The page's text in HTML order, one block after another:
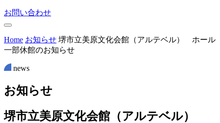
お問い合わせ
Home お知らせ 堺市立美原文化会館（アルテベル） ホール
一部休館のお知らせ
news
お知らせ
堺市立美原文化会館（アルテベル）